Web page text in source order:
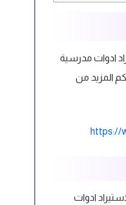
ادوات مدرسية
المزيد من
https://
ادوات